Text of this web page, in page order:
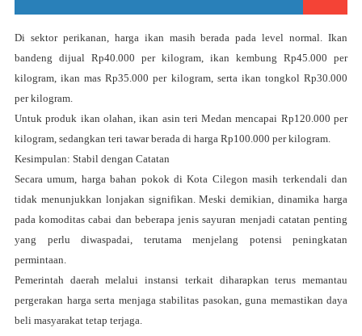
Di sektor perikanan, harga ikan masih berada pada level normal. Ikan
bandeng dijual Rp40.000 per kilogram, ikan kembung Rp45.000 per
kilogram, ikan mas Rp35.000 per kilogram, serta ikan tongkol Rp30.000
per kilogram.
Untuk produk ikan olahan, ikan asin teri Medan mencapai Rp120.000 per
kilogram, sedangkan teri tawar berada di harga Rp100.000 per kilogram.
Kesimpulan: Stabil dengan Catatan
Secara umum, harga bahan pokok di Kota Cilegon masih terkendali dan
tidak menunjukkan lonjakan signifikan. Meski demikian, dinamika harga
pada komoditas cabai dan beberapa jenis sayuran menjadi catatan penting
yang perlu diwaspadai, terutama menjelang potensi peningkatan
permintaan.
Pemerintah daerah melalui instansi terkait diharapkan terus memantau
pergerakan harga serta menjaga stabilitas pasokan, guna memastikan daya
beli masyarakat tetap terjaga.